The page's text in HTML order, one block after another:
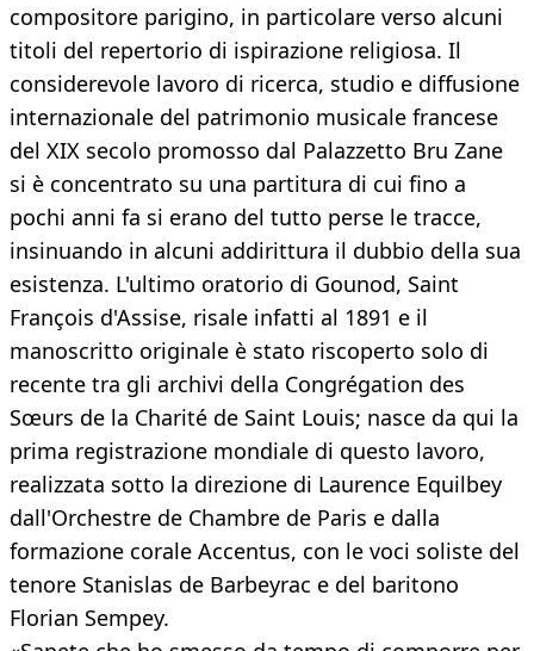
compositore parigino, in particolare verso alcuni
titoli del repertorio di ispirazione religiosa. Il
considerevole lavoro di ricerca, studio e diffusione
internazionale del patrimonio musicale francese
del XIX secolo promosso dal Palazzetto Bru Zane
si è concentrato su una partitura di cui fino a
pochi anni fa si erano del tutto perse le tracce,
insinuando in alcuni addirittura il dubbio della sua
esistenza. L'ultimo oratorio di Gounod, Saint
François d'Assise, risale infatti al 1891 e il
manoscritto originale è stato riscoperto solo di
recente tra gli archivi della Congrégation des
Sœurs de la Charité de Saint Louis; nasce da qui la
prima registrazione mondiale di questo lavoro,
realizzata sotto la direzione di Laurence Equilbey
dall'Orchestre de Chambre de Paris e dalla
formazione corale Accentus, con le voci soliste del
tenore Stanislas de Barbeyrac e del baritono
Florian Sempey.